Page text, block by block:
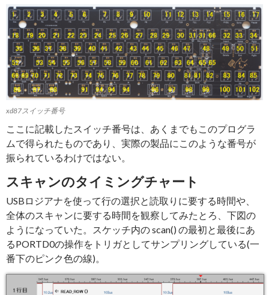
xd87スイッチ番号
ここに記載したスイッチ番号は、あくまでもこのプログラ
ムで得られたものであり、実際の製品にこのような番号が
振られているわけではない。
スキャンのタイミングチャート
USBロジアナを使って行の選択と読取りに要する時間や、
全体のスキャンに要する時間を観察してみたとろ、下図の
ようになっていた。スケッチ内の scan() の最初と最後にあ
るPORTD0の操作をトリガとしてサンプリングしている(一
番下のピンク色の線)。